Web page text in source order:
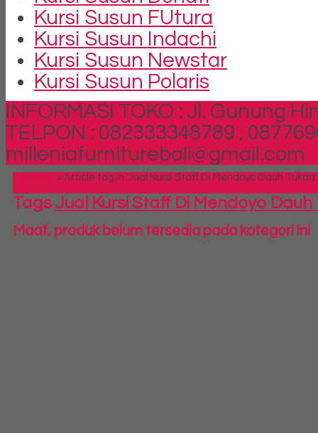
Kursi Susun FUtura
Kursi Susun Indachi
Kursi Susun Newstar
Kursi Susun Polaris
INFORMASI TOKO : Jl. Gunung
TELPON : 082333348789 ,
milleniafurniturebali@gmail.com
» Article tag in 'Jual Kursi Staff Di Mendoyo Dauh Tukad'
Tags Jual Kursi Staff Di Mendoyo Dauh
Maaf, produk belum tersedia pada kategori ini